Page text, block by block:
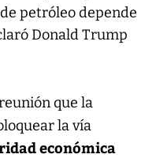
petróleo depende
Donald Trump
que la
la vía
económica